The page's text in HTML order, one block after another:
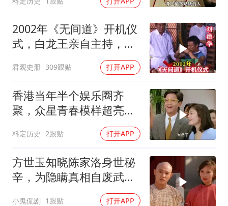
央视新主播李秋莹孙亚鹏亮相
构建更高水平的全民健身公共服务体系
2002年《无间道》开机仪
式，白龙王亲自主持，预
君观史册 309跟贴 打开APP
香港当年半个娱乐圈齐
聚，众星青春模样超亮
眼，星爷现身瞬间惊艳
料定历史 2跟贴 打开APP
方世玉知晓陈家洛身世秘
辛，为隐瞒真相自废武
功，背后隐情引深思
小鬼侃剧 1跟贴 打开APP